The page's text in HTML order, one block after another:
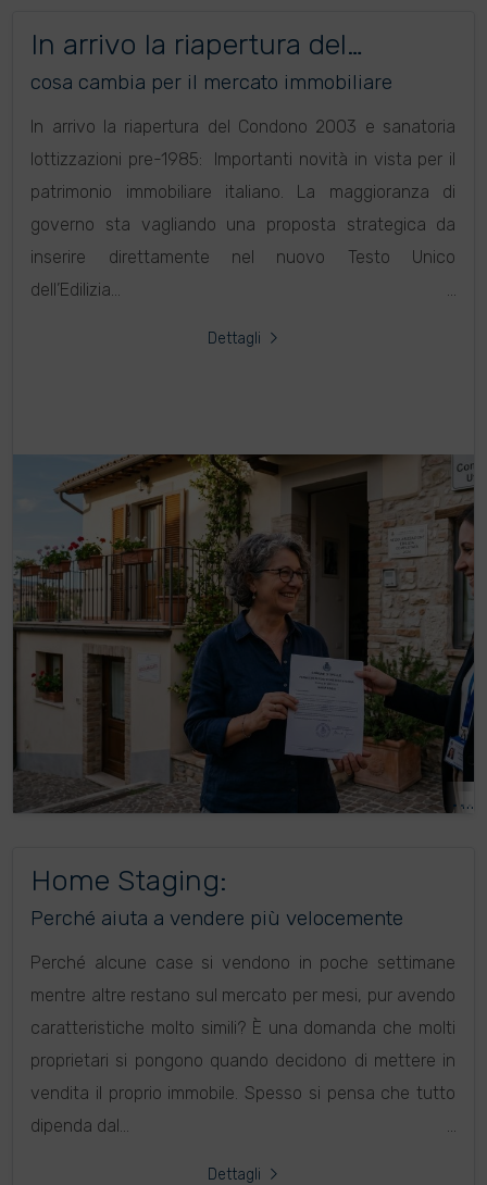
In arrivo la riapertura del
Condono 2003 e sanatoria
cosa cambia per il mercato immobiliare
In arrivo la riapertura del Condono 2003 e sanatoria
lottizzazioni pre-1985: Importanti novità in vista per il
patrimonio immobiliare italiano. La maggioranza di
governo sta vagliando una proposta strategica da
inserire direttamente nel nuovo Testo Unico
dell’Edilizia...
Dettagli
Home Staging:
Perché aiuta a vendere più velocemente
Perché alcune case si vendono in poche settimane
mentre altre restano sul mercato per mesi, pur avendo
caratteristiche molto simili? È una domanda che molti
proprietari si pongono quando decidono di mettere in
vendita il proprio immobile. Spesso si pensa che tutto
dipenda dal...
Dettagli